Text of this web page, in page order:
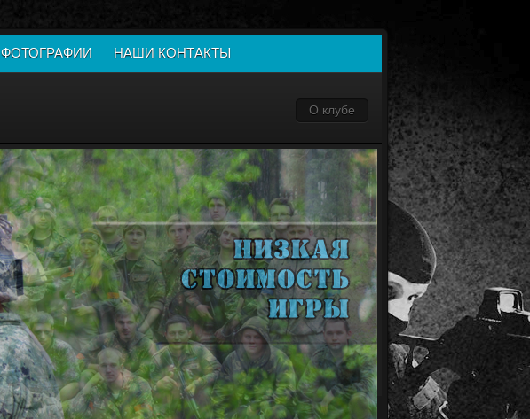
ФОТОГРАФИИ НАШИ КОНТАКТЫ
О клубе